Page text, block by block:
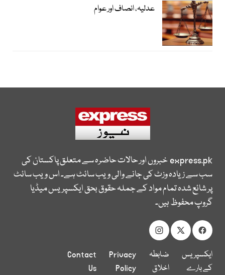
عدلیہ، انصاف اور عوام
express.pkخبروں اور حالات حاضرہ سے متعلق پاکستان کی
سب سے زیادہ وزٹ کی جانے والی ویب سائٹ ہے۔ اس ویب سائٹ
پر شائع شدہ تمام مواد کے جملہ حقوق بحق ایکسپریس میڈیا
گروپ محفوظ ہیں۔
ایکسپریس
کے بارے
ضابطہ
اخلاق
Privacy
Policy
Contact
Us